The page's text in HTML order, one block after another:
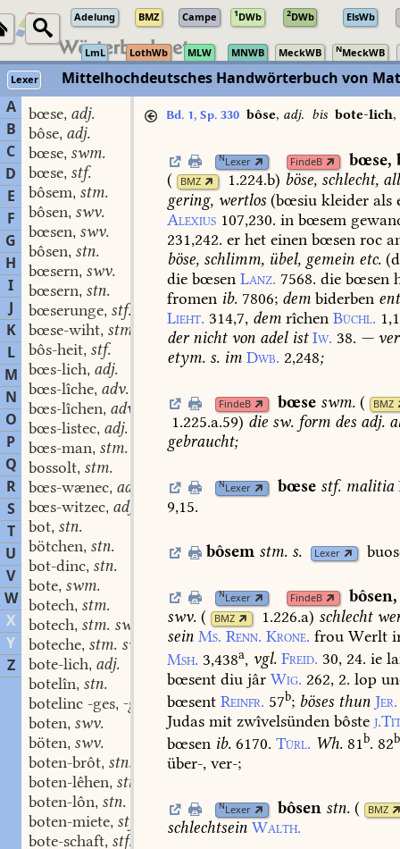
Adelung BMZ Campe 1DWb 2DWb ElsWb
LmL LothWb MLW MNWB MeckWB NMeckWB
Lexer
Mittelhochdeutsches Handwörterbuch von
A
B
C
D
E
F
G
H
I
J
K
L
M
N
O
P
Q
R
S
T
U
V
W
X
Y
Z
bœse, adj.
bôse, adj.
bœse, swm.
bœse, stf.
bôsem, stm.
bôsen, swv.
bœsen, swv.
bôsen, stn.
bœsern, swv.
bœsern, stn.
bœserunge, stf.
bœse-wiht, stm.
bôs-heit, stf.
bœs-lich, adj.
bœs-lîche, adv.
bœs-lîchen, adv.
bœs-listec, adj.
bœs-man, stm.
bossolt, stm.
bœs-wænec, adj.
bœs-witzec, adj.
bot, stn.
bötchen, stn.
bot-dinc, stn.
bote, swm.
botech, stm.
botech, stm. swf.
boteche, stm. swf.
bote-lich, adj.
botelîn, stn.
botelinc -ges, -ges stm.
boten, swv.
böten, swv.
boten-brôt, stn.
boten-lêhen, stn.
boten-lôn, stn.
boten-miete, stf.
bote-schaft, stf.
Bd. 1, Sp. 330 bôse, adj. bis bote-lich,
NLexer FindeB bœse,
(
BMZ 1.224.b) böse, schlecht,
gering, wertlos (bœsiu kleider als
Alexius 107,230. in bœsem
231,242. er het einen bœsen roc
böse, schlimm, übel, gemein etc. (
die bœsen Lanz. 7568. die bœsen
fromen ib. 7806; dem biderben
Lieht. 314,7, dem rîchen Büchl.
dernichtvon adelist Iw. 38. —
etym. s. im Dwb. 2,248;
FindeB bœse swm. ( BMZ
1.225.a.59) die sw. form des adj.
gebraucht;
NLexer bœse stf. malitia
9,15.
bôsem stm. s. Lexer
NLexer FindeB bôsen,
swv. ( BMZ 1.226.a) schlecht
sein Ms. Renn. Krone. frou Werlt
Msh. 3,438a, vgl. Freid. 30, 24. ie
bœsent diu jâr Wig. 262, 2. lop
bœsent Reinfr. 57b; böses thun Jer.
Judas mit zwîvelsünden bôste
bœsen ib. 6170. Türl. Wh. 81b. 82b
über-, ver-;
NLexer bôsen stn. ( BMZ
schlechtsein Walth.